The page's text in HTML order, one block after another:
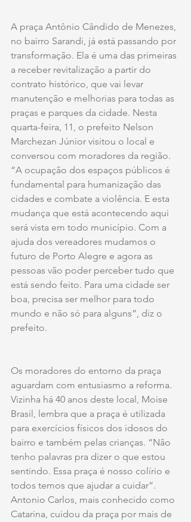
A praça Antônio Cândido de Menezes,
no bairro Sarandi, já está passando por
transformação. Ela é uma das primeiras
a receber revitalização a partir do
contrato histórico, que vai levar
manutenção e melhorias para todas as
praças e parques da cidade. Nesta
quarta-feira, 11, o prefeito Nelson
Marchezan Júnior visitou o local e
conversou com moradores da região.
“A ocupação dos espaços públicos é
fundamental para humanização das
cidades e combate a violência. E esta
mudança que está acontecendo aqui
será vista em todo município. Com a
ajuda dos vereadores mudamos o
futuro de Porto Alegre e agora as
pessoas vão poder perceber tudo que
está sendo feito. Para uma cidade ser
boa, precisa ser melhor para todo
mundo e não só para alguns”, diz o
prefeito.
Os moradores do entorno da praça
aguardam com entusiasmo a reforma.
Vizinha há 40 anos deste local, Moise
Brasil, lembra que a praça é utilizada
para exercícios físicos dos idosos do
bairro e também pelas crianças. “Não
tenho palavras pra dizer o que estou
sentindo. Essa praça é nosso colírio e
todos temos que ajudar a cuidar”.
Antonio Carlos, mais conhecido como
Catarina, cuidou da praça por mais de